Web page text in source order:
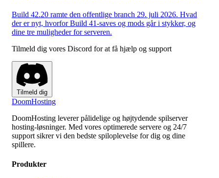
Build 42.20 ramte den offentlige branch 29. juli 2026. Hvad
der er nyt, hvorfor Build 41-saves og mods går i stykker, og
dine tre muligheder for serveren.
Tilmeld dig vores Discord for at få hjælp og support
Tilmeld dig
DoomHosting
DoomHosting leverer pålidelige og højtydende spilserver
hosting-løsninger. Med vores optimerede servere og 24/7
support sikrer vi den bedste spiloplevelse for dig og dine
spillere.
Produkter